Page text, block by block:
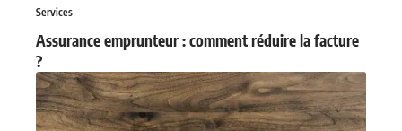
Services
Assurance emprunteur : comment réduire la facture
?